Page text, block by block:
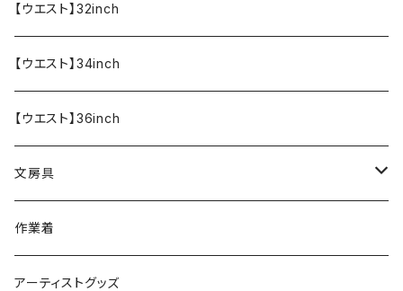
【ウエスト】32inch
【ウエスト】34inch
【ウエスト】36inch
文房具
ペンケース
作業着
アーティストグッズ